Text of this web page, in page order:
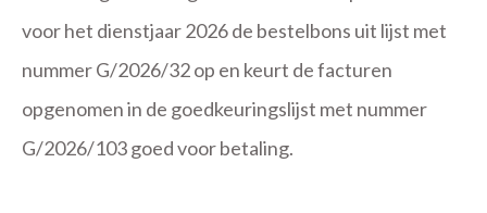
voor het dienstjaar 2026 de bestelbons uit lijst met
nummer G/2026/32 op en keurt de facturen
opgenomen in de goedkeuringslijst met nummer
G/2026/103 goed voor betaling.